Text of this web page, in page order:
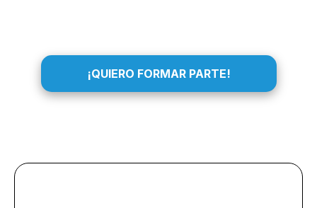
¡QUIERO FORMAR PARTE!